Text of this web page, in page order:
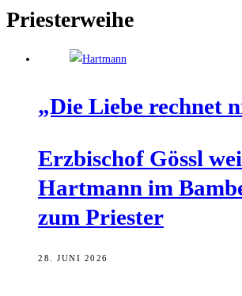
Priesterweihe
„Die Lie­be rech­net
Erz­bi­schof Gössl
Hart­mann im
zum Priester
28. JUNI 2026